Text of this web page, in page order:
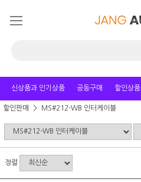
신상품과 인기상품 공동구매 할인상품
할인판매 MS#212-WB 인터케이블
정렬